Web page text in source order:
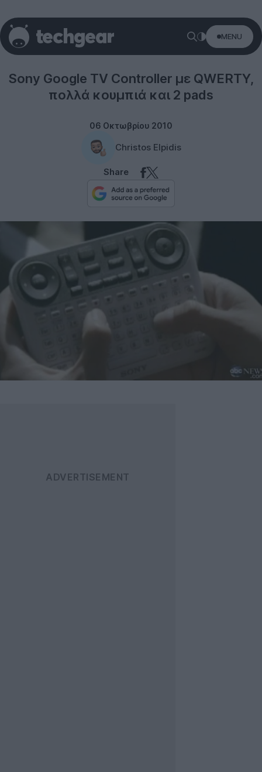
MENU
Sony Google TV Controller με QWERTY,
πολλά κουμπιά και 2 pads
06 Οκτωβρίου 2010
Christos Elpidis
Share